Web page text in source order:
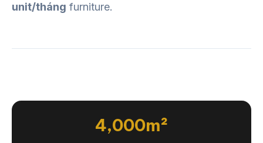
unit/tháng furniture.
4,000m²